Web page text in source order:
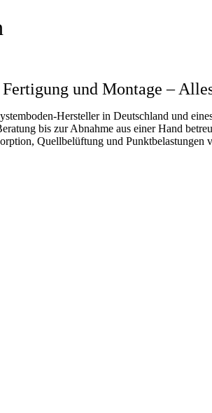
und Montage –
Hersteller in Deutschland und
bis zur Abnahme aus einer Hand
Quellbelüftung und